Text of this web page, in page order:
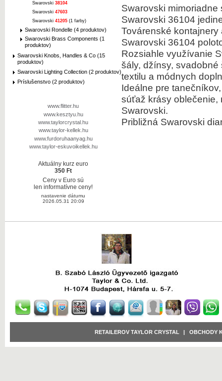
Swarovski 38104
Swarovski 47603
Swarovski 41205 (1 farby)
Swarovski Rondelle (4 produktov)
Swarovski Brass Components (1
produktov)
Swarovski Knobs, Handles & Co (15
produktov)
Swarovski Lighting Collection (2 produktov)
Príslušenstvo (2 produktov)
www.flitter.hu
www.kesztyu.hu
www.taylorcrystal.hu
www.taylor-kellek.hu
www.furdoruhaanyag.hu
www.taylor-eskuvoikellek.hu
Aktuálny kurz euro
350 Ft
Ceny v Euro sú
len informatívne ceny!
nastavenie dátumu
2026.05.31 20:09
Swarovski
Swarovski 36104
Továrenské
Swarovski 36104
Rozsiahle využívanie
šály, džínsy,
textilu a módnych
Ideálne pre
súťaž krásy oblečenie,
Swarovski.
Približná Swarovski
RETAILEROV TAYLOR CRYSTAL OBCHODY